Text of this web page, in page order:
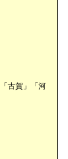
古賀」「河